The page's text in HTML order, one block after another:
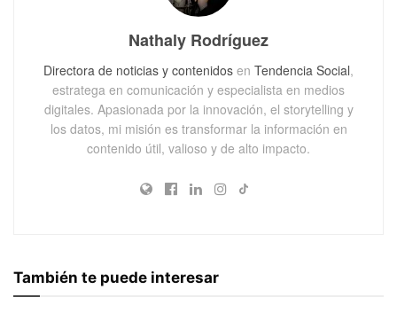
Nathaly Rodríguez
Directora de noticias y contenidos en Tendencia Social,
estratega en comunicación y especialista en medios
digitales. Apasionada por la innovación, el storytelling y
los datos, mi misión es transformar la información en
contenido útil, valioso y de alto impacto.
También te puede interesar